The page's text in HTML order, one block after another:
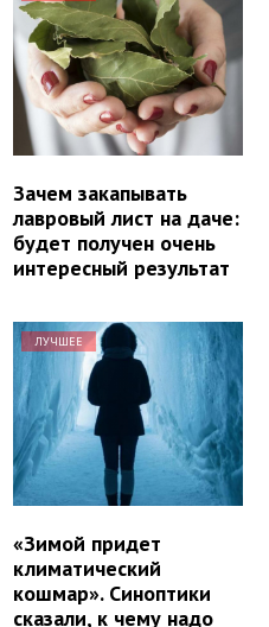
Зачем закапывать
лавровый лист на даче:
будет получен очень
интересный результат
ЛУЧШЕЕ
«Зимой придет
климатический
кошмар». Синоптики
сказали, к чему надо